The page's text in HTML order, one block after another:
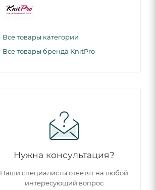
Все товары категории
Все товары бренда KnitPro
Нужна консультация?
Наши специалисты ответят на любой
интересующий вопрос